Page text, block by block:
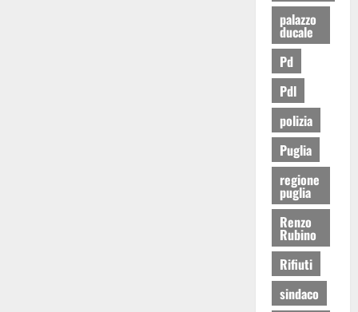
palazzo
ducale
Pd
Pdl
polizia
Puglia
regione
puglia
Renzo
Rubino
Rifiuti
sindaco